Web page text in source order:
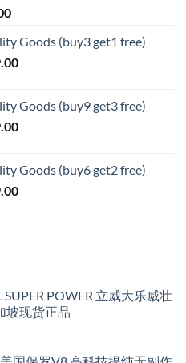
Price
S$79.00
through
Goods (buy3 get1 free)
Price
through
S$209.00
Goods (buy9 get3 free)
Price
through
S$209.00
Goods (buy6 get2 free)
Price
SUPER POWER 立威大乐威壮
坡现货正品